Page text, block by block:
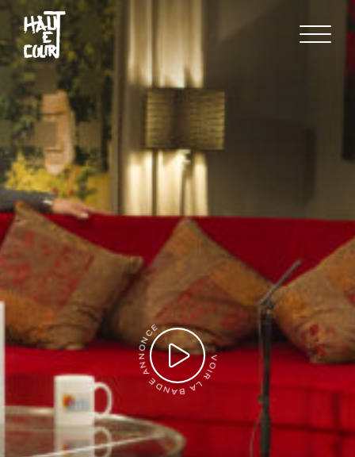
VOIR LA BANDE ANNONCE